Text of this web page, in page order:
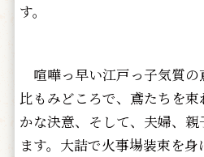
す。
喧嘩っ早い江戸っ子気質の
比もみどころで、鳶たちを
かな決意、そして、夫婦、
ます。大詰で火事場装束を